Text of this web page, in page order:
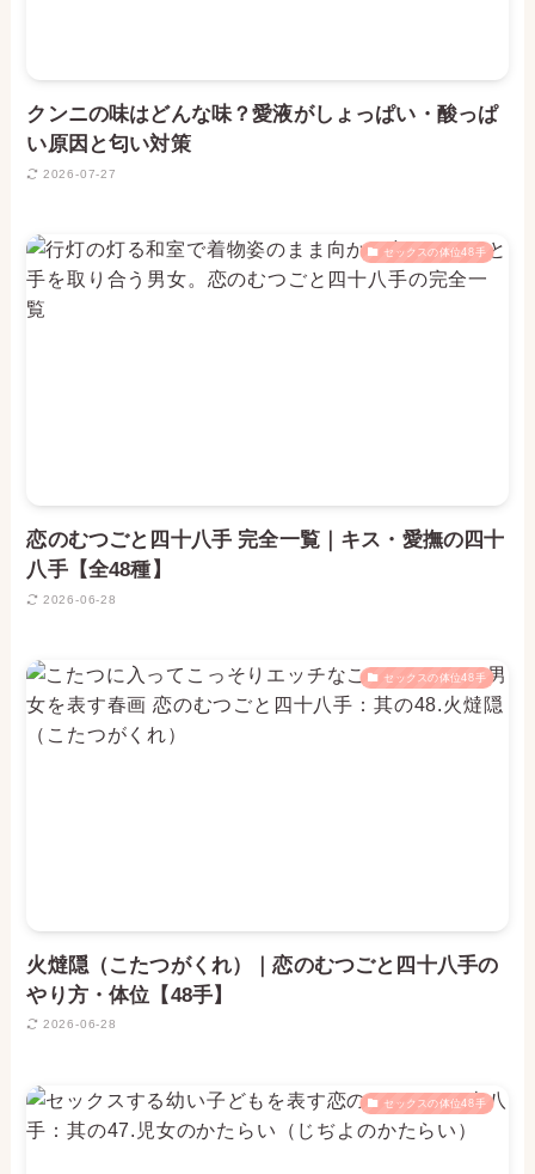
クンニの味はどんな味？愛液がしょっぱい・酸っぱ
い原因と匂い対策
2026-07-27
セックスの体位48手
恋のむつごと四十八手 完全一覧｜キス・愛撫の四十
八手【全48種】
2026-06-28
セックスの体位48手
火燵隠（こたつがくれ）｜恋のむつごと四十八手の
やり方・体位【48手】
2026-06-28
セックスの体位48手